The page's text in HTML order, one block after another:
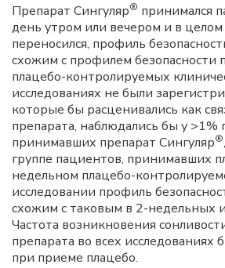
Препарат Сингуляр® принимался
день утром или вечером и в
переносился, профиль
схожим с профилем безопасности
плацебо-контролируемых
исследованиях не были
которые бы расценивались как
препарата, наблюдались бы у >1%
принимавших препарат Сингуляр®
группе пациентов, принимавших
недельном плацебо-
исследовании профиль
схожим с таковым в 2-недельных
Частота возникновения
препарата во всех исследованиях
при приеме плацебо.